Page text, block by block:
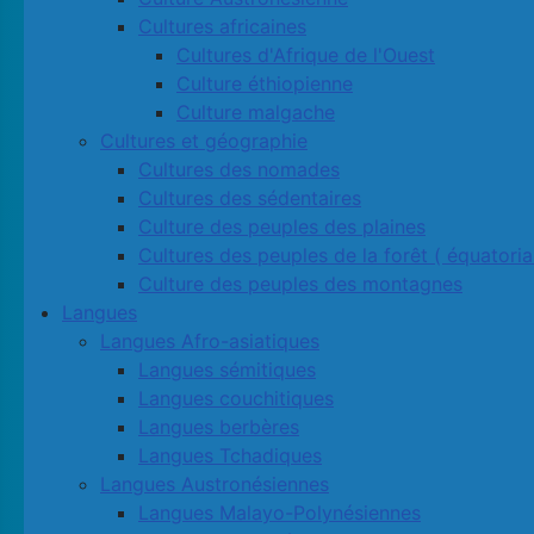
Cultures africaines
Cultures d'Afrique de l'Ouest
Culture éthiopienne
Culture malgache
Cultures et géographie
Cultures des nomades
Cultures des sédentaires
Culture des peuples des plaines
Cultures des peuples de la forêt (
Culture des peuples des montagnes
Langues
Langues Afro-asiatiques
Langues sémitiques
Langues couchitiques
Langues berbères
Langues Tchadiques
Langues Austronésiennes
Langues Malayo-Polynésiennes